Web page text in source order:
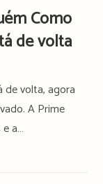
Como
de volta
de volta, agora
A Prime
a…